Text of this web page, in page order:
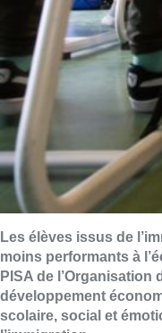
Les élèves issus de
moins performants à
PISA de
développement
scolaire, social et